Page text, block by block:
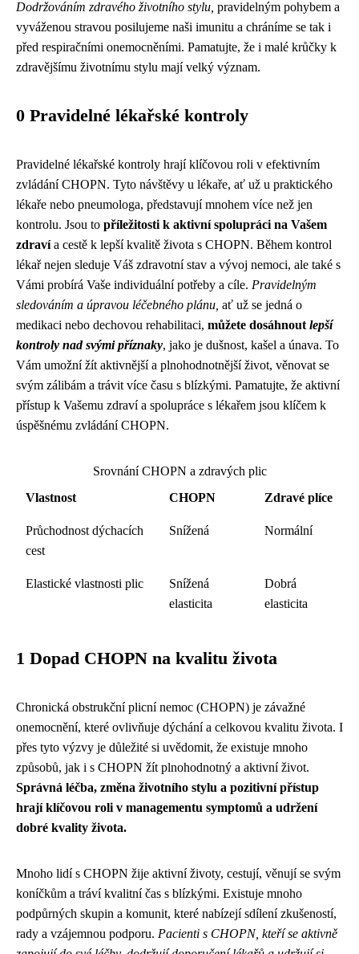
Dodržováním zdravého životního stylu, pravidelným pohybem a
vyváženou stravou posilujeme naši imunitu a chráníme se tak i
před respiračními onemocněními. Pamatujte, že i malé krůčky k
zdravějšímu životnímu stylu mají velký význam.
0 Pravidelné lékařské kontroly
Pravidelné lékařské kontroly hrají klíčovou roli v efektivním
zvládání CHOPN. Tyto návštěvy u lékaře, ať už u praktického
lékaře nebo pneumologa, představují mnohem více než jen
kontrolu. Jsou to příležitosti k aktivní spolupráci na Vašem
zdravía cestě k lepší kvalitě života s CHOPN. Během kontrol
lékař nejen sleduje Váš zdravotní stav a vývoj nemoci, ale také s
Vámi probírá Vaše individuální potřeby a cíle. Pravidelným
sledováním a úpravou léčebného plánu, ať už se jedná o
medikaci nebo dechovou rehabilitaci, můžete dosáhnout lepší
kontroly nad svými příznaky, jako je dušnost, kašel a únava. To
Vám umožní žít aktivnější a plnohodnotnější život, věnovat se
svým zálibám a trávit více času s blízkými. Pamatujte, že aktivní
přístup k Vašemu zdraví a spolupráce s lékařem jsou klíčem k
úspěšnému zvládání CHOPN.
Srovnání CHOPN a zdravých plic
Vlastnost
CHOPN Zdravé plíce
Průchodnost dýchacích
cest
Snížená Normální
Elastické vlastnosti plic
Snížená
elasticita
Dobrá
elasticita
1 Dopad CHOPN na kvalitu života
Chronická obstrukční plicní nemoc (CHOPN) je závažné
onemocnění, které ovlivňuje dýchání a celkovou kvalitu života. I
přes tyto výzvy je důležité si uvědomit, že existuje mnoho
způsobů, jak i s CHOPN žít plnohodnotný a aktivní život.
Správná léčba, změna životního stylu a pozitivní přístup
hrají klíčovou roli v managementu symptomů a udržení
dobré kvality života.
Mnoho lidí s CHOPN žije aktivní životy, cestují, věnují se svým
koníčkům a tráví kvalitní čas s blízkými. Existuje mnoho
podpůrných skupin a komunit, které nabízejí sdílení zkušeností,
rady a vzájemnou podporu. Pacienti s CHOPN, kteří se aktivně